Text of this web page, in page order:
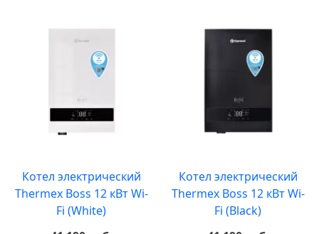
Котел электрический
Thermex Boss 12 кВт Wi-
Fi (White)
Котел электрический
Thermex Boss 12 кВт Wi-
Fi (Black)